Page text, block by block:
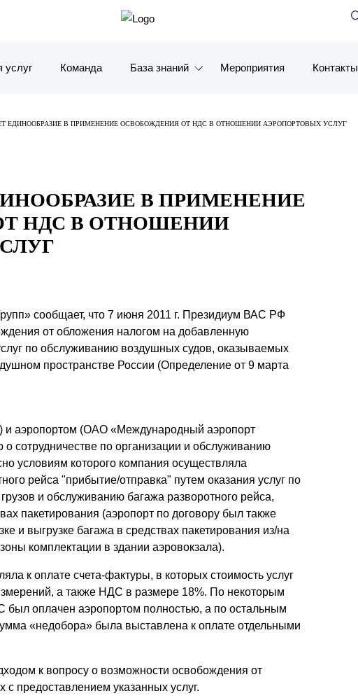
услуг Команда База знаний
Видео
Презентации экспертов
Брошюры
Мероприятия Контакты
ВАС РФ ВНЕСЕТ ЕДИНООБРАЗИЕ В ПРИМЕНЕНИЕ ОСВОБОЖДЕНИЯ ОТ НДС В ОТНОШЕНИИ АЭРОПОРТОВЫХ УСЛУГ
В ПРИМЕНЕНИЕ
НДС В ОТНОШЕНИИ
сообщает, что 7 июня 2011 г. Президиум ВАС РФ
от обложения налогом на добавленную
по обслуживанию воздушных судов, оказываемых
пространстве России (Определение от 9 марта
аэропортом (ОАО «Международный аэропорт
сотрудничестве по организации и обслуживанию
условиям которого компания осуществляла
рейса "прибытие/отправка" путем оказания услуг по
и обслуживанию багажа разворотного рейса,
пакетирования (аэропорт по договору был также
и выгрузке багажа в средствах пакетирования из/на
комплектации в здании аэровокзала).
к оплате счета-фактуры, в которых стоимость услуг
а также НДС в размере 18%. По некоторым
оплачен аэропортом полностью, а по остальным
«недобора» была выставлена к оплате отдельными
к вопросу о возможности освобождения от
предоставлением указанных услуг.